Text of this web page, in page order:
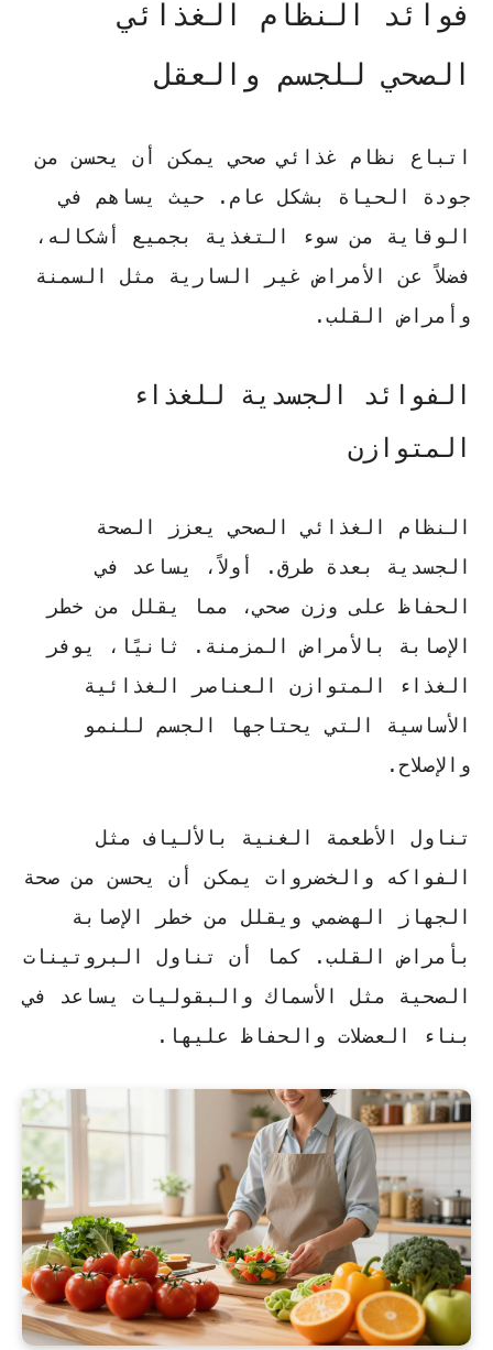
فوائد النظام الغذائي
الصحي للجسم والعقل
اتباع نظام غذائيصحي يمكن أن يحسن من
جودة الحياة بشكل عام. حيث يساهم في
الوقاية من سوء التغذية بجميع أشكاله،
فضلاً عن الأمراض غير السارية مثل السمنة
وأمراض القلب.
الفوائد الجسدية للغذاء
المتوازن
النظام الغذائي الصحي يعزز الصحة
الجسدية بعدة طرق. أولاً، يساعد في
الحفاظ على وزن صحي، مما يقلل من خطر
الإصابة بالأمراض المزمنة. ثانيًا، يوفر
الغذاء المتوازن العناصر الغذائية
الأساسية التي يحتاجها الجسم للنمو
والإصلاح.
تناول الأطعمة الغنية بالألياف مثل
الفواكه والخضروات يمكن أن يحسن من صحة
الجهاز الهضمي ويقلل من خطر الإصابة
بأمراض القلب. كما أن تناول البروتينات
الصحية مثل الأسماك والبقوليات يساعد في
بناء العضلات والحفاظ عليها.